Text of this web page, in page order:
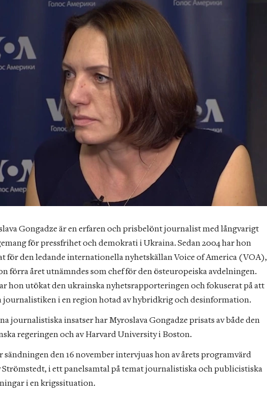
Gongadze är en erfaren och prisbelönt journalist med långvarigt
för pressfrihet och demokrati i Ukraina. Sedan 2004 har hon
för den ledande internationella nyhetskällan Voice of America (VOA),
förra året utnämndes som chef för den östeuropeiska avdelningen.
hon utökat den ukrainska nyhetsrapporteringen och fokuserat på att
journalistiken i en region hotad av hybridkrig och desinformation.
journalistiska insatser har Myroslava Gongadze prisats av både den
regeringen och av Harvard University i Boston.
sändningen den 16 november intervjuas hon av årets programvärd
Strömstedt, i ett panelsamtal på temat journalistiska och publicistiska
i en krigssituation.